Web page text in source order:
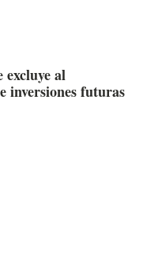
excluye al
inversiones futuras